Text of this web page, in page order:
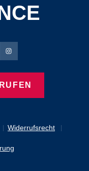
Widerrufsrecht
Facebook-Seite
Twitter Seite
Proenen LinkedIn
Bierbaum-Proenen